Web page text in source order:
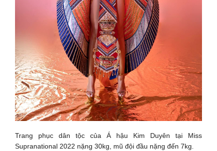
Trang phục dân tộc của Á hậu Kim Duyên tại Miss
Supranational 2022 nặng 30kg, mũ đội đầu nặng đến 7kg.